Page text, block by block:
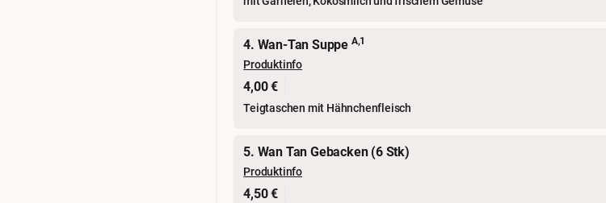
4. Wan-Tan Suppe A,1
Produktinfo
4,00 €
Teigtaschen mit Hähnchenfleisch
5. Wan Tan Gebacken (6 Stk)
Produktinfo
4,50 €